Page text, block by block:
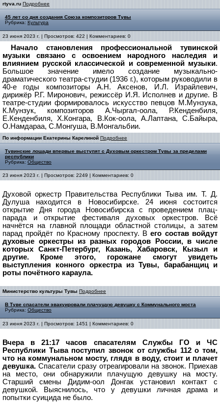
rtyva.ru Подробнее
45 лет со дня создания Союза композиторов Тувы
Рубрика: Культура
23 июня 2023 г. | Просмотров: 422 | Комментариев: 0
Начало становления профессиональной тувинской
музыки связано с освоением народного наследия и
влиянием русской классической и современной музыки.
Большое значение имело создание музыкально-
драматического театра-студии (1936 г.), которым руководили в
40-е годы композиторы А.Н. Аксенов, И.Л. Израйлевич,
дирижёр Р.Г. Миронович, режиссёр И.Я. Исполнев и другие. В
театре-студии формировалось искусство певцов М.Мунзука,
К.Мунзук, композиторов А.Чыргал-оола, Р.Кенденбиля,
Е.Кенденбиля, Х.Конгара, В.Кок-оола, А.Лаптана, С.Байыра,
О.Намдараа, С.Монгуша, В.Монгальбии.
По информации Екатерины Карелиной Подробнее
Тувинские лошади впервые выступят с Духовым оркестром Тувы за пределами
республики
Рубрика: Общество
23 июня 2023 г. | Просмотров: 2249 | Комментариев: 0
Духовой оркестр Правительства Республики Тыва им. Т. Д.
Дулуша находится в Новосибирске. 24 июня состоится
открытие Дня города Новосибирска с проведением плац-
парада и открытие фестиваля духовых оркестров. Всё
начнётся на главной площади областной столицы, а затем
парад пройдёт по Красному проспекту. Вего состав войдут
духовые оркестры из разных городов России, в числе
которых Санкт-Петербург, Казань, Хабаровск, Кызыл и
другие. Кроме этого, горожане смогут увидеть
выступления конного оркестра из Тувы, барабанщиц и
роты почётного караула.
Министерство культуры Тувы Подробнее
В Туве спасатели эвакуировали плачущую девушку с Коммунального моста
Рубрика: Общество
23 июня 2023 г. | Просмотров: 1451 | Комментариев: 0
Вчера в 21:17 часов спасателям Службы ГО и ЧС
Республики Тыва поступил звонок от службы 112 о том,
что на коммунальном мосту, глядя в воду, стоит и плачет
девушка. Спасатели сразу отреагировали на звонок. Приехав
на место, они обнаружили плачущую девушку на мосту.
Старший смены Дидим-оол Донгак установил контакт с
девушкой. Выяснилось, что у девушки личная драма и
попытки суицида не было.